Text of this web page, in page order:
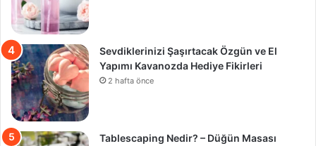
Sevdiklerinizi Şaşırtacak Özgün ve El
Yapımı Kavanozda Hediye Fikirleri
2 hafta önce
Tablescaping Nedir? – Düğün Masası